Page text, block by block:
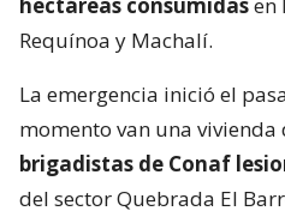
Requínoa y Machalí.
La emergencia inició el
momento van una vivienda
brigadistas de Conaf
del sector Quebrada El